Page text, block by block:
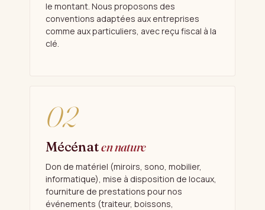
le montant. Nous proposons des
conventions adaptées aux entreprises
comme aux particuliers, avec reçu fiscal à la
clé.
02
Mécénaten nature
Don de matériel (miroirs, sono, mobilier,
informatique), mise à disposition de locaux,
fourniture de prestations pour nos
événements (traiteur, boissons,